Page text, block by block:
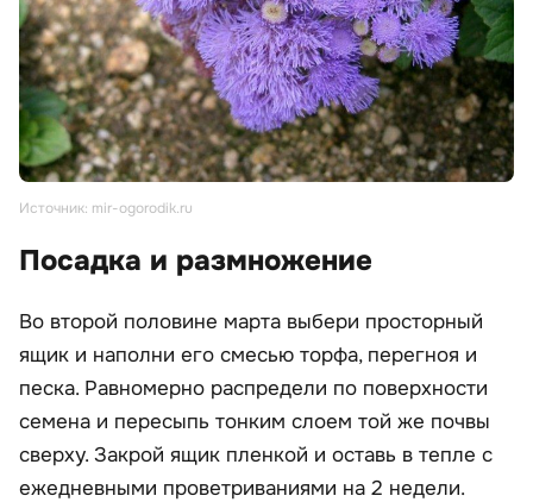
Источник: mir-ogorodik.ru
Посадка и размножение
Во второй половине марта выбери просторный
ящик и наполни его смесью торфа, перегноя и
песка. Равномерно распредели по поверхности
семена и пересыпь тонким слоем той же почвы
сверху. Закрой ящик пленкой и оставь в тепле с
ежедневными проветриваниями на 2 недели.